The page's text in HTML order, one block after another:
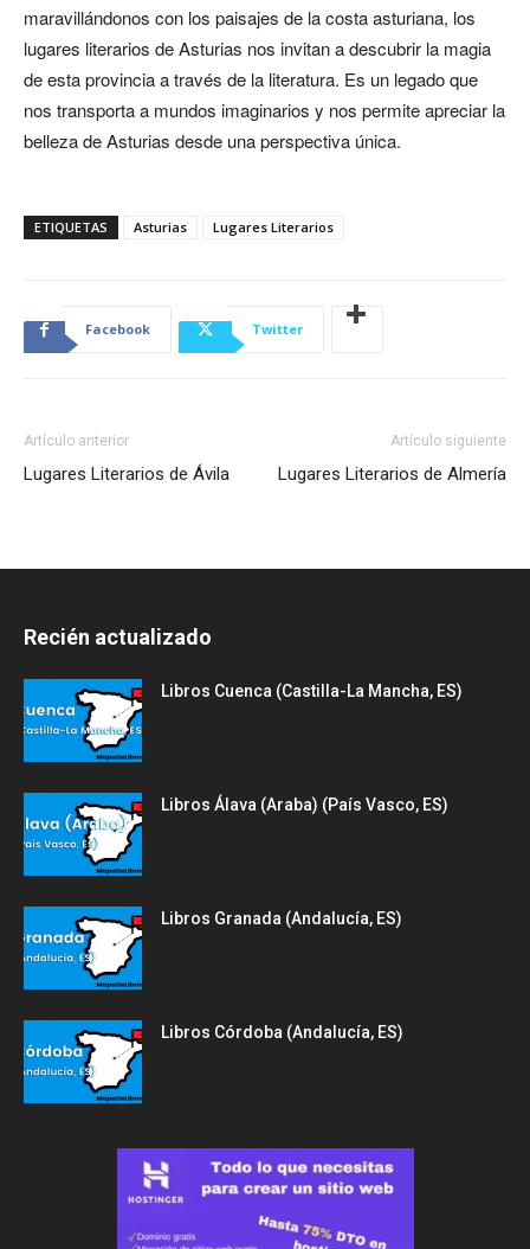
maravillándonos con los paisajes de la costa asturiana, los
lugares literarios de Asturias nos invitan a descubrir la magia
de esta provincia a través de la literatura. Es un legado que
nos transporta a mundos imaginarios y nos permite apreciar la
belleza de Asturias desde una perspectiva única.
ETIQUETAS Asturias Lugares Literarios
Facebook Twitter
Artículo anterior
Lugares Literarios de Ávila
Artículo siguiente
Lugares Literarios de Almería
Recién actualizado
Libros Cuenca (Castilla-La Mancha, ES)
Libros Álava (Araba) (País Vasco, ES)
Libros Granada (Andalucía, ES)
Libros Córdoba (Andalucía, ES)